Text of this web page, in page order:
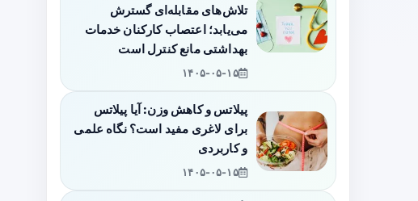
تلاش‌های مقابله‌ای گسترش
می‌یابد؛ اعتصاب کارکنان خدمات
بهداشتی مانع کنترل است
۱۴۰۵-۰۵-۱۵
پیلاتس و کاهش وزن: آیا پیلاتس
برای لاغری مفید است؟ نگاه علمی
و کاربردی
۱۴۰۵-۰۵-۱۵